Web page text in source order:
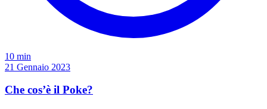
10 min
21 Gennaio 2023
Che cos’è il Poke?